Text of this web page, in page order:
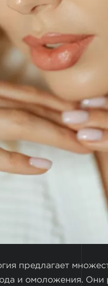
предлагает
и омоложения. Они